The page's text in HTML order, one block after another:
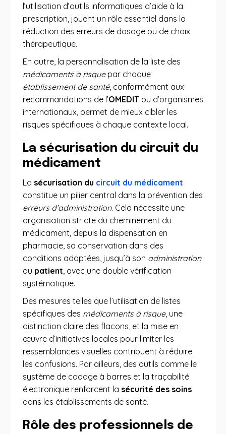
l’utilisation d’outils informatiques d’aide à la
prescription, jouent un rôle essentiel dans la
réduction des erreurs de dosage ou de choix
thérapeutique.
En outre, la personnalisation de la liste des
médicaments à risquepar chaque
établissement de santé, conformément aux
recommandations de l’OMEDIT ou d’organismes
internationaux, permet de mieux cibler les
risques spécifiques à chaque contexte local.
La sécurisation du circuit du
médicament
La sécurisation du circuit du médicament
constitue un pilier central dans la prévention des
erreurs d’administration. Cela nécessite une
organisation stricte du cheminement du
médicament, depuis la dispensation en
pharmacie, sa conservation dans des
conditions adaptées, jusqu’à son administration
au patient, avec une double vérification
systématique.
Des mesures telles que l’utilisation de listes
spécifiques des médicaments à risque, une
distinction claire des flacons, et la mise en
œuvre d’initiatives locales pour limiter les
ressemblances visuelles contribuent à réduire
les confusions. Par ailleurs, des outils comme le
système de codage à barres et la traçabilité
électronique renforcent la sécurité des soins
dans les établissements de santé.
Rôle des professionnels de